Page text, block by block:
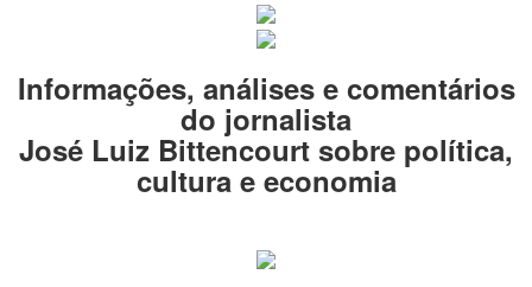
Informações, análises e comentários
do jornalista
José Luiz Bittencourt sobre política,
cultura e economia